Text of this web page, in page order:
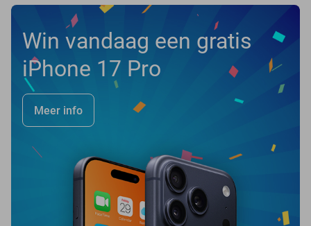
Win vandaag een gratis
iPhone 17 Pro
Meer info